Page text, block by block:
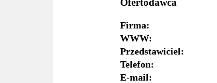
Ofertodawca
Firma:
WWW:
Przedstawiciel:
Telefon:
E-mail: